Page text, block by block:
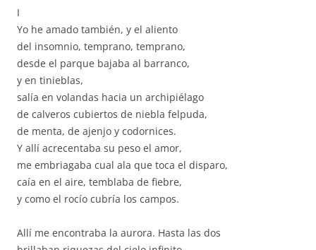
I
Yo he amado también, y el aliento
del insomnio, temprano, temprano,
desde el parque bajaba al barranco,
y en tinieblas,
salía en volandas hacia un archipiélago
de calveros cubiertos de niebla felpuda,
de menta, de ajenjo y codornices.
Y allí acrecentaba su peso el amor,
me embriagaba cual ala que toca el disparo,
caía en el aire, temblaba de fiebre,
y como el rocío cubría los campos.
Allí me encontraba la aurora. Hasta las dos